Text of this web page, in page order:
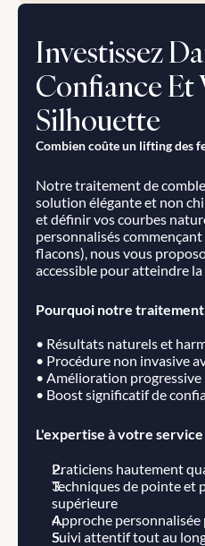
Investissez
Confiance Et
Silhouette
Combien coûte un lifting des
Notre traitement de
solution élégante et non
et définir vos courbes
personnalisés
flacons), nous vous
accessible pour atteindre
Pourquoi notre traitement
• Résultats naturels et
• Procédure non invasive
• Amélioration
• Boost significatif de
L'expertise à votre service
Praticiens hautement
Techniques de pointe et
supérieure
Approche
Suivi attentif tout au